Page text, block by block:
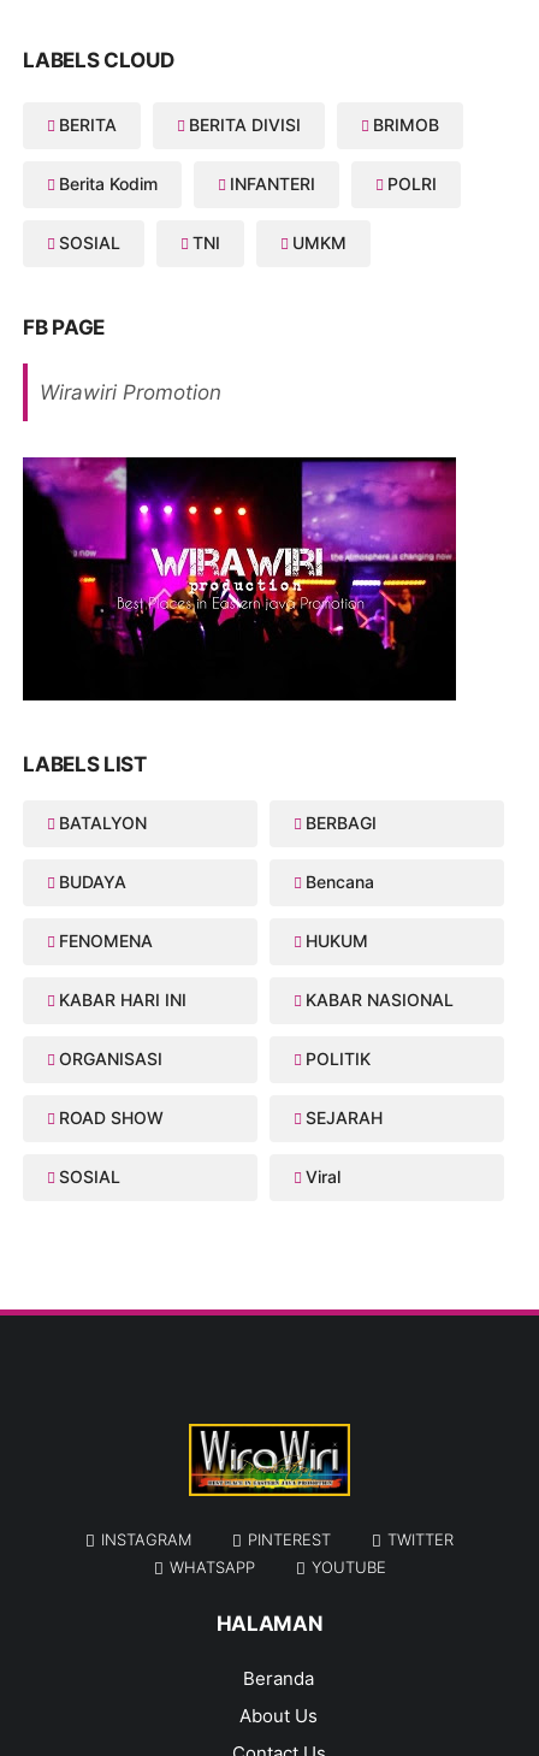
LABELS CLOUD
BERITA BERITA DIVISI BRIMOB
Berita Kodim INFANTERI POLRI
SOSIAL TNI UMKM
FB PAGE
Wirawiri Promotion
LABELS LIST
BATALYON BERBAGI
BUDAYA Bencana
FENOMENA HUKUM
KABAR HARI INI KABAR NASIONAL
ORGANISASI POLITIK
ROAD SHOW SEJARAH
SOSIAL Viral
INSTAGRAM PINTEREST
TWITTER
WHATSAPP
YOUTUBE
HALAMAN
Beranda
About Us